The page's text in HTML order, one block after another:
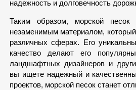
надежность и долговечность
Таким образом, морской
незаменимым материалом,
различных сферах. Его
качество делают его
ландшафтных дизайнеров и
вы ищете надежный и
проектов, морской песок станет